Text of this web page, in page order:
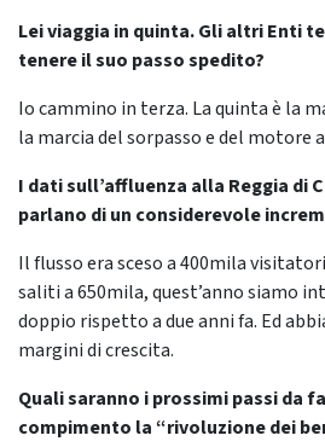
Lei viaggia in quinta. Gli altri Enti
tenere il suo passo spedito?
Io cammino in terza. La quinta è la
la marcia del sorpasso e del motore
I dati sull’affluenza alla Reggia di
parlano di un considerevole
Il flusso era sceso a 400mila
saliti a 650mila, quest’anno siamo
doppio rispetto a due anni fa. Ed
margini di crescita.
Quali saranno i prossimi passi da
compimento la “rivoluzione dei